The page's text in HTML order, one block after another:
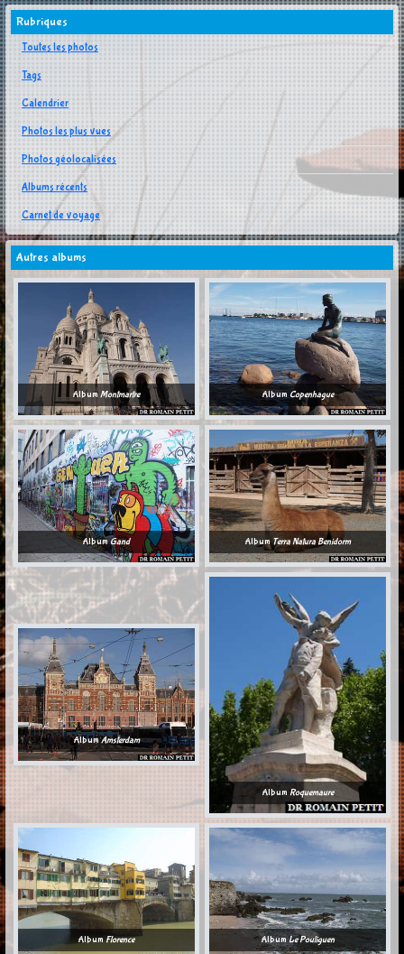
Rubriques
Toutes les photos
Tags
Calendrier
Photos les plus vues
Photos géolocalisées
Albums récents
Carnet de voyage
Autres albums
AlbumMontmartre Album Copenhague
AlbumGand Album Terra Natura Benidorm
AlbumAmsterdam
Album Roquemaure
AlbumFlorence Album Le Pouliguen